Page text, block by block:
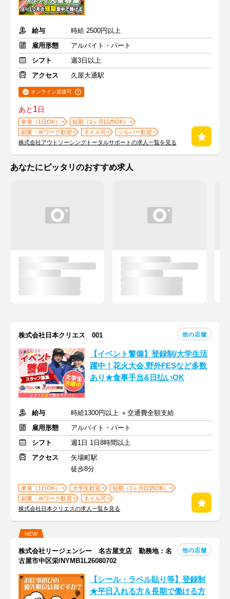
給与
時給 2500円以上
雇用形態
アルバイト・パート
シフト
週3日以上
アクセス
久屋大通駅
オンライン面接可
あと 1日
単発（1日OK）
短期（1ヶ月以内OK）
副業・Ｗワーク歓迎
ネイル可
シルバー歓迎
株式会社アウトソーシングトータルサポートの求人一覧を見る
あなたにピッタリのおすすめ求人
株式会社日本クリエス 001 他の店舗
【イベント警備】登録制/大学生活
躍中！花火大会,野外FESなど多数
あり★食事手当&日払いOK
給与
時給1300円以上 ＋交通費全額支給
雇用形態
アルバイト・パート
シフト
週1日 1日8時間以上
アクセス
矢場町駅
徒歩8分
単発（1日OK） 大学生歓迎
短期（1ヶ月以内OK）
副業・Ｗワーク歓迎
ネイル可
株式会社日本クリエスの求人一覧を見る
NEW
株式会社リージェンシー 名古屋支店 勤務地：名
古屋市中区栄/NYMB1L26080702
他の店舗
【シール・ラベル貼り等】登録制
★平日入れる方＆長期で働ける方